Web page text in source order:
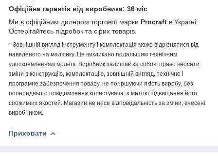
Офіційна гарантія від виробника: 36 міс
Ми є офіційним дилером торгової марки Procraft в Україні.
Остерігайтесь підробок та сірих товарів.
* Зовнішній вигляд інструменту і комплектація може відрізнятися від
наведеного на малюнку. Це викликано подальшим технічним
удосконаленням моделі. Виробник залишає за собою право вносити
зміни в конструкцію, комплектацію, зовнішній вигляд, технічне і
програмне забезпечення товару, не погіршуючи якість виробу, без
попереднього повідомлення користувача, з метою підвищення його
споживчих якостей. Магазин не несе відповідальність за зміни, внесені
виробником.
Приховати